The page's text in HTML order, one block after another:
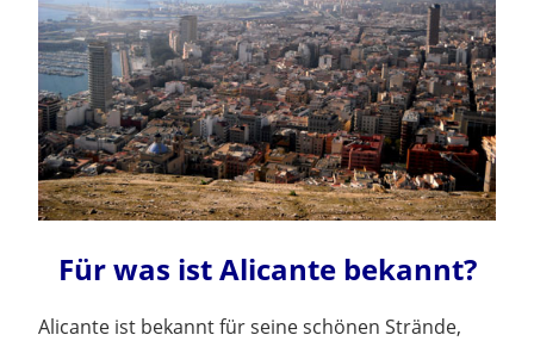
Für was ist Alicante bekannt?
Alicante ist bekannt für seine schönen Strände,